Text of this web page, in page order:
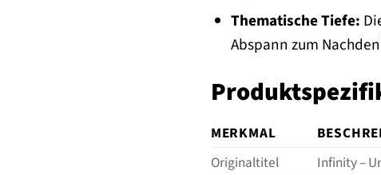
Thematische Tiefe:
Abspann zum
MERKMAL
Originaltitel
Infinity –